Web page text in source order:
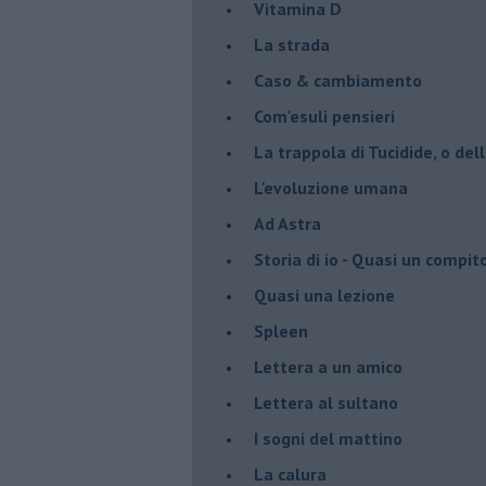
Vitamina D
La strada
Caso & cambiamento
Com'esuli pensieri
La trappola di Tucidide, o
L'evoluzione umana
Ad Astra
Storia di io - Quasi un
Quasi una lezione
Spleen
Lettera a un amico
Lettera al sultano
I sogni del mattino
La calura